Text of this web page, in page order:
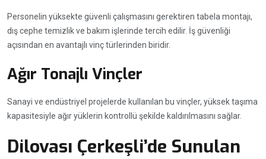
Personelin yüksekte güvenli çalışmasını gerektiren tabela montajı,
dış cephe temizlik ve bakım işlerinde tercih edilir. İş güvenliği
açısından en avantajlı vinç türlerinden biridir.
Ağır Tonajlı Vinçler
Sanayi ve endüstriyel projelerde kullanılan bu vinçler, yüksek taşıma
kapasitesiyle ağır yüklerin kontrollü şekilde kaldırılmasını sağlar.
Dilovası Çerkeşli’de Sunulan